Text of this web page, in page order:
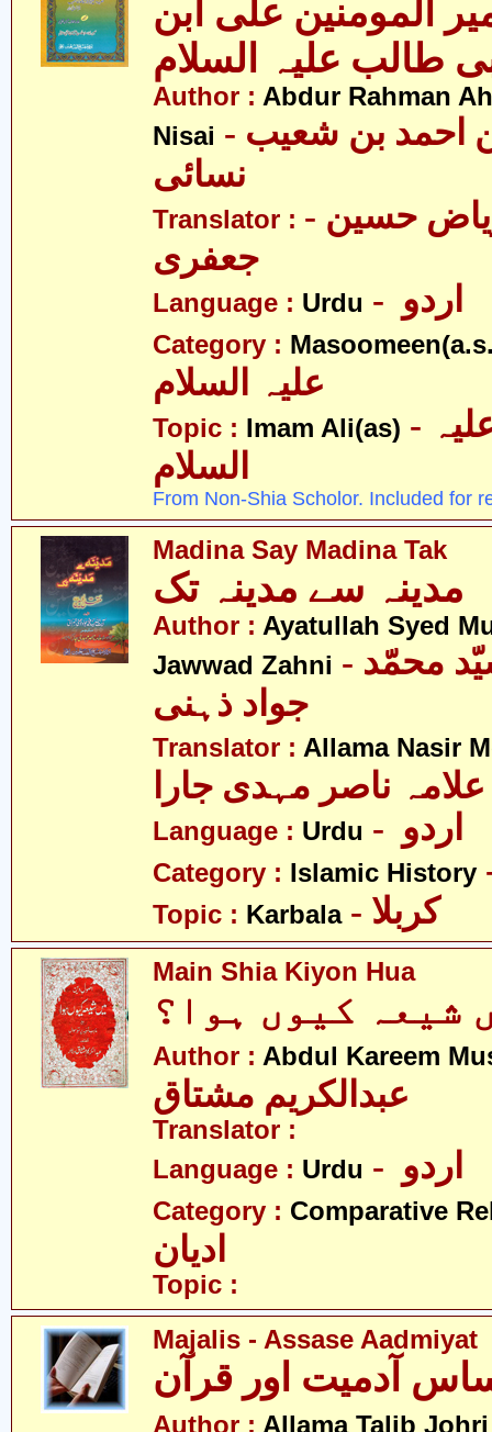
المومنین علی ابن
Author : Abdur Rahman
Nisai - عبدالرّحمٰن احمد بن شعیب
نسائی
Translator : - علامہ ریاض حسین
جعفری
Language : Urdu
Category :
Topic : Imam Ali(as) - امام علی علیہ
السلام
From Non-Shia Scholor. Included for
Madina Say Madina Tak
مدینہ سے مدینہ تک
Author : Ayatullah Syed
Jawwad Zahni - آیت اللہ سیّد محمّد
جواد ذہنی
Translator : Allama Nasir
علامہ ناصر مہدی جارا
Language : Urdu
Category : Islamic History
Topic : Karbala - کربلا
Main Shia Kiyon Hua
شیعہ کیوں ہوا؟
Author : Abdul Kareem
عبدالکریم مشتاق
Translator :
Language : Urdu
Category : Comparative
ادیان
Topic :
Majalis - Assase Aadmiyat
Author : Allama Talib Johri